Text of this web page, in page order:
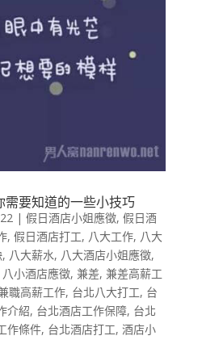
需要知道的一些小技巧
| 假日酒店小姐應徵, 假日酒
, 假日酒店打工, 八大工作, 八大
, 八大薪水, 八大酒店小姐應徵,
八小酒店應徵, 兼差, 兼差高薪工
職高薪工作, 台北八大打工, 台
介紹, 台北酒店工作保障, 台北
作條件, 台北酒店打工, 酒店小